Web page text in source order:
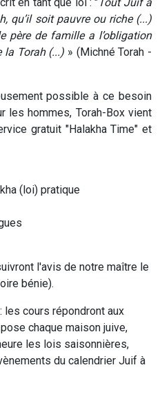
qu’il soit pauvre ou riche (...)
père de famille a l’obligation
la Torah (...) » (Michné Torah -
possible à ce besoin
les hommes, Torah-Box vient
gratuit "Halakha Time" et
(loi) pratique
l'avis de notre maître le
bénie).
les cours répondront aux
chaque maison juive,
les lois saisonnières,
du calendrier Juif à